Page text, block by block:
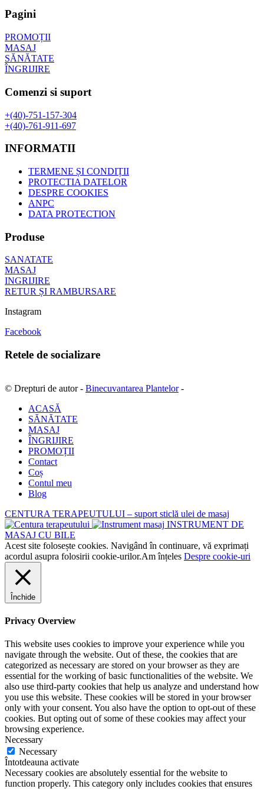
Pagini
PROMOȚII
MASAJ
SĂNĂTATE
ÎNGRIJIRE
Comenzi si suport
+(40)-751-157-304
+(40)-761-911-697
INFORMATII
TERMENE ȘI CONDIȚII
PROTECTIA DATELOR
DESPRE COOKIES
ANPC
DATA PROTECTION
Produse
SANATATE
MASAJ
INGRIJIRE
RETUR ȘI RAMBURSARE
Instagram
Facebook
Retele de socializare
© Drepturi de autor - Binecuvantarea Plantelor-
ACASĂ
SĂNĂTATE
MASAJ
ÎNGRIJIRE
PROMOȚII
Contact
Coș
Contul meu
Blog
CENTURA TERAPEUTULUI – suport sticlă ulei de masaj
INSTRUMENT DE
MASAJ CU BILE
Acest site folosește cookies. Navigând în continuare, vă exprimați
acordul asupra folosirii cookie-urilor.Am înțeles Despre cookie-uri
Închide
Privacy Overview
This website uses cookies to improve your experience while you
navigate through the website. Out of these, the cookies that are
categorized as necessary are stored on your browser as they are
essential for the working of basic functionalities of the website. We
also use third-party cookies that help us analyze and understand how
you use this website. These cookies will be stored in your browser
only with your consent. You also have the option to opt-out of these
cookies. But opting out of some of these cookies may affect your
browsing experience.
Necessary
Necessary
Întotdeauna activate
Necessary cookies are absolutely essential for the website to
function properly. This category only includes cookies that ensures